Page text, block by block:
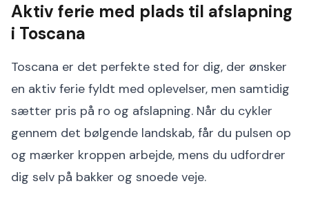
Aktiv ferie med plads til afslapning
i Toscana
Toscana er det perfekte sted for dig, der ønsker
en aktiv ferie fyldt med oplevelser, men samtidig
sætter pris på ro og afslapning. Når du cykler
gennem det bølgende landskab, får du pulsen op
og mærker kroppen arbejde, mens du udfordrer
dig selv på bakker og snoede veje.